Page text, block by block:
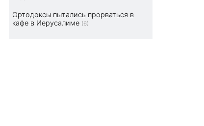
Ортодоксы пытались прорваться в
кафе в Иерусалиме (6)